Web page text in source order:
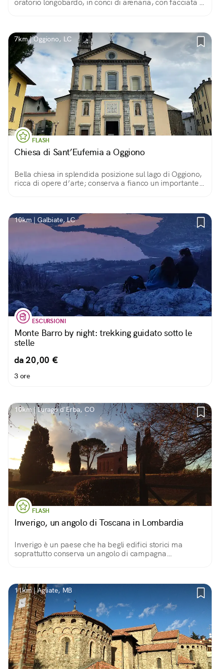
oratorio longobardo, in conci di arenaria, con facciata a
7km | Oggiono, LC
FLASH
Chiesa di Sant’Eufemia a Oggiono
Bella chiesa in splendida posizione sul lago di Oggiono,
ricca di opere d’arte; conserva a fianco un importante
10km | Galbiate, LC
ESCURSIONI
Monte Barro by night: trekking guidato sotto le
stelle
da 20,00 €
3 ore
10km | Lurago d'Erba, CO
FLASH
Inverigo, un angolo di Toscana in Lombardia
Inverigo è un paese che ha begli edifici storici ma
soprattutto conserva un angolo di campagna
11km | Agliate, MB